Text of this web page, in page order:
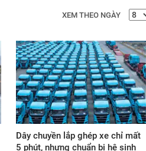
XEM THEO NGÀY
Dây chuyền lắp ghép xe chỉ mất
5 phút, nhưng chuẩn bị hệ sinh